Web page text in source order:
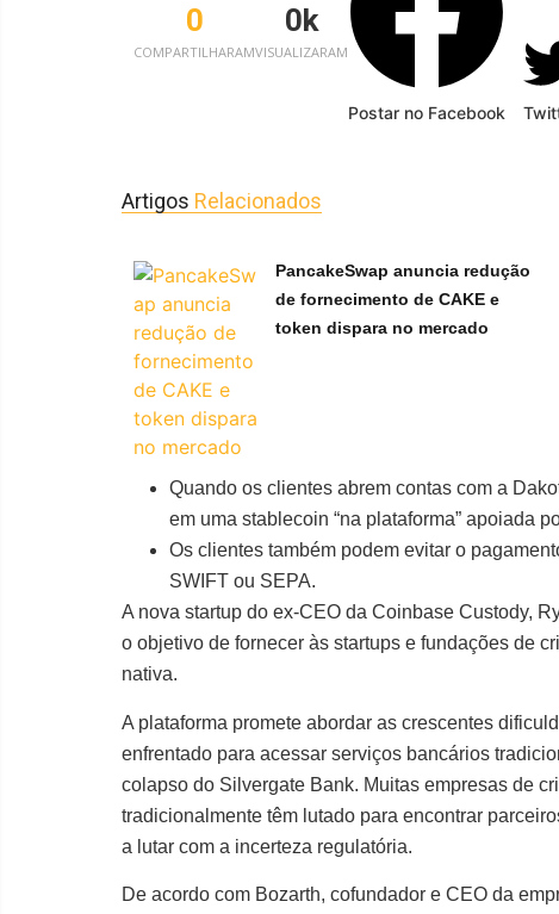
COMPARTILHARAM
0
VISUALIZARAM
0k
Postar no Facebook
Artigos Relacionados
PancakeSwap anuncia redução
de fornecimento de CAKE e
token dispara no mercado
Quando os clientes abrem contas com a
em uma stablecoin “na plataforma” apoiada
Os clientes também podem evitar o
SWIFT ou SEPA.
A nova startup do ex-CEO da Coinbase Custody,
o objetivo de fornecer às startups e fundações de
nativa.
A plataforma promete abordar as crescentes
enfrentado para acessar serviços bancários
colapso do Silvergate Bank. Muitas empresas de
tradicionalmente têm lutado para encontrar
a lutar com a incerteza regulatória.
De acordo com Bozarth, cofundador e CEO da